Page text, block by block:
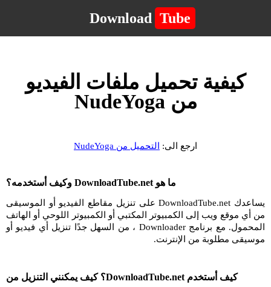
Download Tube
كيفية تحميل ملفات الفيديو
من NudeYoga
ارجع الى: التحميل من NudeYoga
ما هو DownloadTube.net وكيف أستخدمه؟
يساعدك DownloadTube.net على تنزيل مقاطع الفيديو أو الموسيقى
من أي موقع ويب إلى الكمبيوتر المكتبي أو الكمبيوتر اللوحي أو الهاتف
المحمول. مع برنامج Downloader ، من السهل جدًا تنزيل أي فيديو أو
موسيقى مطلوبة من الإنترنت.
كيف أستخدم DownloadTube.net؟ كيف يمكنني التنزيل من